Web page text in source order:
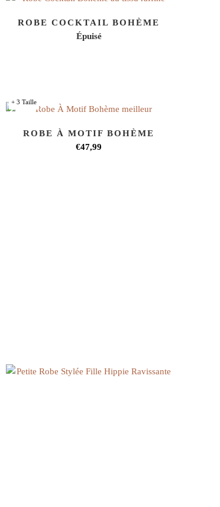
ROBE COCKTAIL BOHÈME
Épuisé
+ 3 Taille
ROBE À MOTIF BOHÈME
€47,99